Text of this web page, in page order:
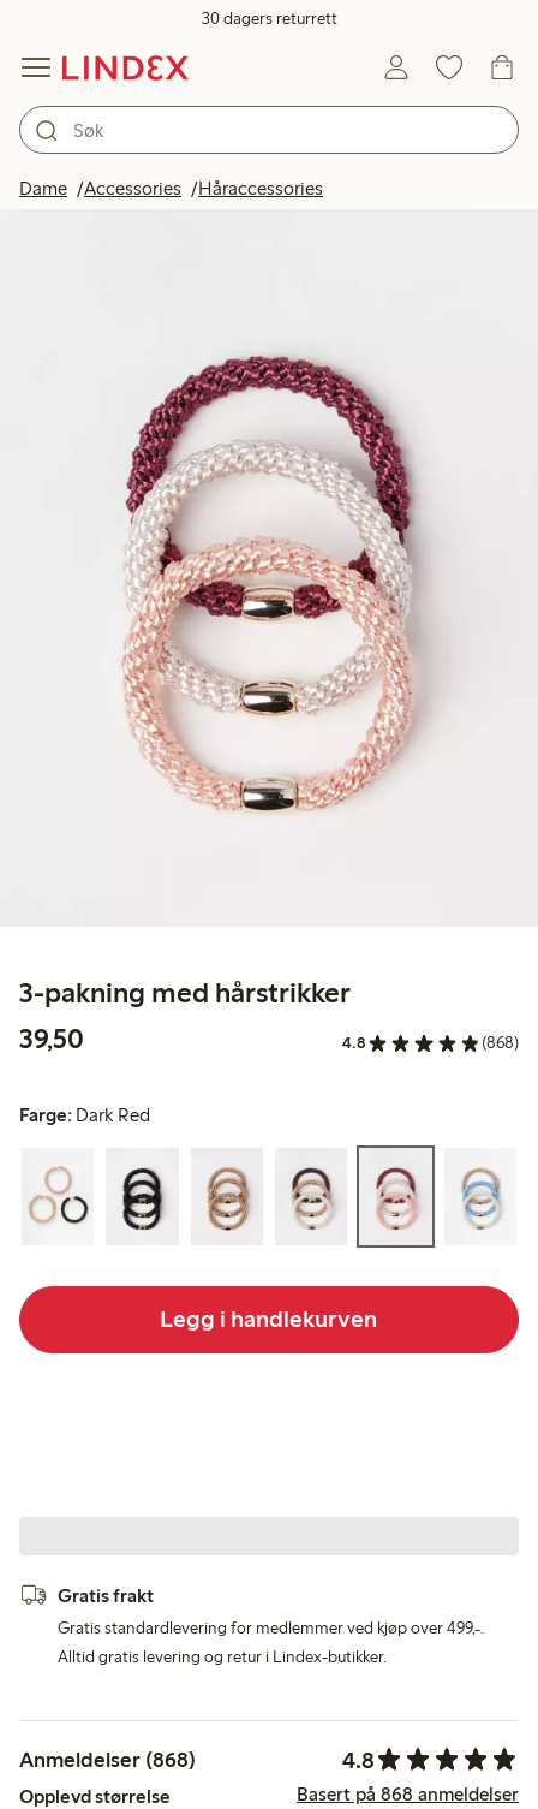
30 dagers returrett
Dame Accessories Håraccessories
3-pakning med hårstrikker
39,50
4.8 (868)
Farge: Dark Red
Legg i handlekurven
Gratis frakt
Gratis standardlevering for medlemmer ved kjøp over 499,-.
Alltid gratis levering og retur i Lindex-butikker.
Anmeldelser (868) 4.8
Opplevd størrelse Basert på 868 anmeldelser